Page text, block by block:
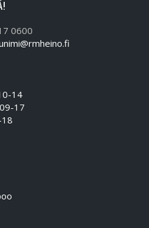
0600
14
17